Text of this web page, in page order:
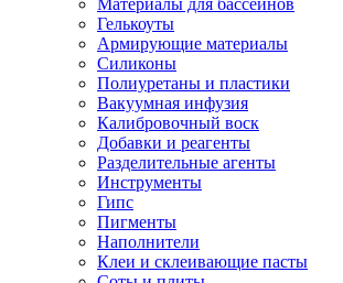
Материалы для бассейнов
Гелькоуты
Армирующие материалы
Силиконы
Полиуретаны и пластики
Вакуумная инфузия
Калибровочный воск
Добавки и реагенты
Разделительные агенты
Инструменты
Гипс
Пигменты
Наполнители
Клеи и склеивающие пасты